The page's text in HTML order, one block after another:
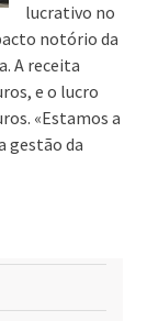
lucrativo no
notório da
A receita
e o lucro
«Estamos a
gestão da